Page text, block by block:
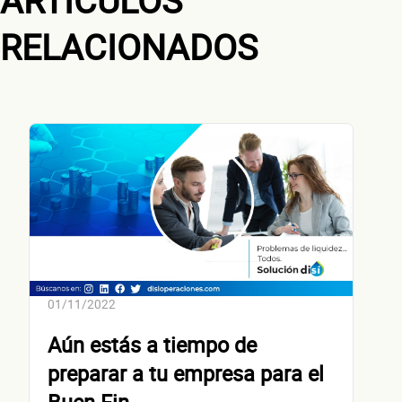
RELACIONADOS
01/11/2022
Aún estás a tiempo de
preparar a tu empresa para el
Esto nos ayuda a ofrecerte la línea de crédito correcta para tu negocio.
No te preocupes, evaluamos cada caso de forma integral.
¿Cómo